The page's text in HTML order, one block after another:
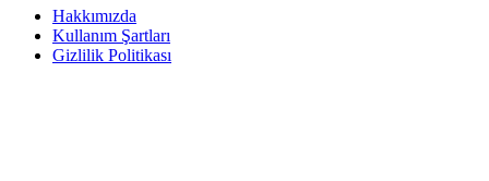
Hakkımızda
Kullanım Şartları
Gizlilik Politikası